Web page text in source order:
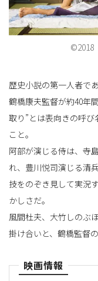
©2018
歴史小説の第一人者で
鶴橋康夫監督が約40年
取り”とは表向きの呼び
こと。
阿部が演じる侍は、寺
れ、豊川悦司演じる清
技をのぞき見して実況
かしさだ。
風間杜夫、大竹しのぶ
掛け合いと、鶴橋監督
映画情報